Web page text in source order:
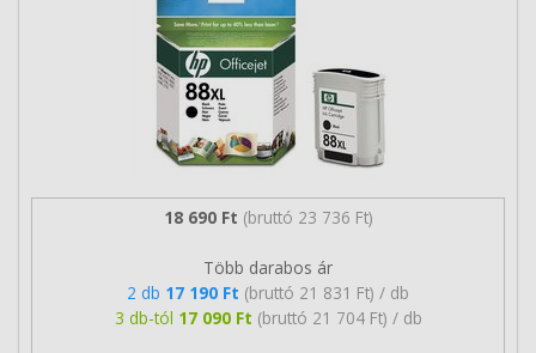
18 690 Ft (bruttó 23 736 Ft)
Több darabos ár
2 db 17 190 Ft (bruttó 21 831 Ft) / db
3 db-tól 17 090 Ft (bruttó 21 704 Ft) / db